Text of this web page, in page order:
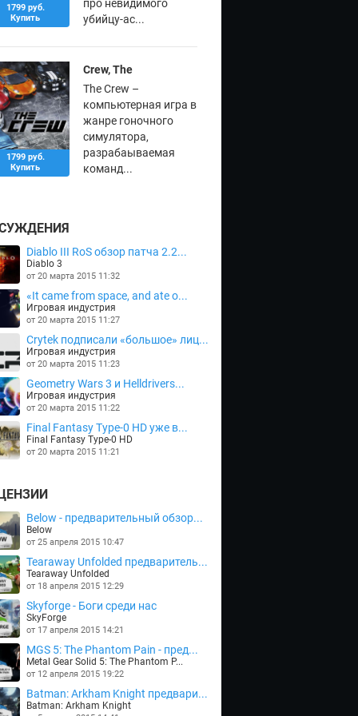
1799 руб.
Купить
про невидимого
убийцу-ас...
1799 руб.
Купить
Crew, The
The Crew –
компьютерная игра в
жанре гоночного
симулятора,
разрабаываемая
команд...
Diablo III RoS обзор патча 2.2...
Diablo 3
от 20 марта 2015 11:32
«It came from space, and ate o...
Игровая индустрия
от 20 марта 2015 11:27
Crytek подписали «большое» лиц...
Игровая индустрия
от 20 марта 2015 11:23
Geometry Wars 3 и Helldrivers...
Игровая индустрия
от 20 марта 2015 11:22
Final Fantasy Type-0 HD уже в...
Final Fantasy Type-0 HD
от 20 марта 2015 11:21
Below - предварительный обзор...
Below
от 25 апреля 2015 10:47
Tearaway Unfolded предваритель...
Tearaway Unfolded
от 18 апреля 2015 12:29
Skyforge - Боги среди нас
SkyForge
от 17 апреля 2015 14:21
MGS 5: The Phantom Pain - пред...
Metal Gear Solid 5: The Phantom P...
от 12 апреля 2015 19:22
Batman: Arkham Knight предвари...
Batman: Arkham Knight